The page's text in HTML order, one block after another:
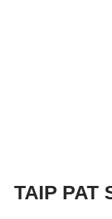
TAIP PAT